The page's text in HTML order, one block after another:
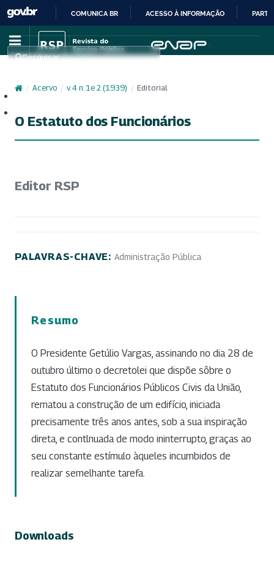
IR
PARA
CONTEÚDO
COMUNICA BR ACESSO À INFORMAÇÃO
Pesquisar
/ Acervo / v. 4 n. 1e 2 (1939) / Editorial
O Estatuto dos Funcionários
Editor RSP
PALAVRAS-CHAVE: Administração Pública
Resumo
O Presidente Getúlio Vargas, assinando no dia 28 de
outubro último o decretolei que dispõe sôbre o
Estatuto dos Funcionários Públicos Civis da União,
rematou a construção de um edifício, iniciada
precisamente três anos antes, sob a sua inspiração
direta, e contlnuada de modo ininterrupto, graças ao
seu constante estímulo àqueles incumbidos de
realizar semelhante tarefa.
Downloads